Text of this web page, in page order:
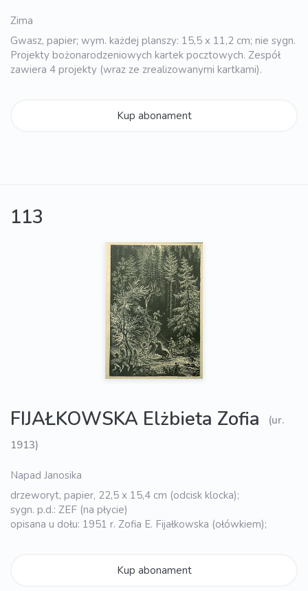
Zima
Gwasz, papier; wym. każdej planszy: 15,5 x 11,2 cm; nie sygn.
Projekty bożonarodzeniowych kartek pocztowych. Zespół
zawiera 4 projekty (wraz ze zrealizowanymi kartkami).
Kup abonament
113
FIJAŁKOWSKA Elżbieta Zofia
(ur.
1913)
Napad Janosika
drzeworyt, papier, 22,5 x 15,4 cm (odcisk klocka);
sygn. p.d.: ZEF (na płycie)
opisana u dołu: 1951 r. Zofia E. Fijałkowska (ołówkiem);
Kup abonament